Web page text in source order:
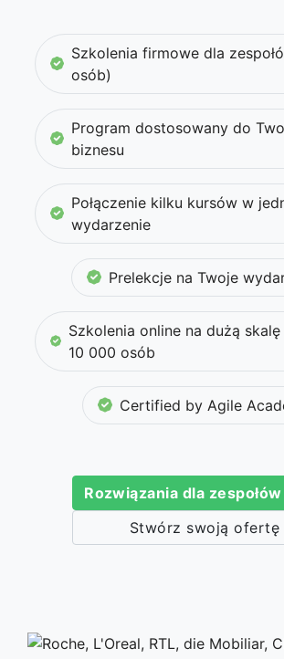
Szkolenia firmowe dla
osób)
Program dostosowany do
biznesu
Połączenie kilku kursów w
wydarzenie
Prelekcje na Twoje
Szkolenia online na dużą
10 000 osób
Certified by Agile
Rozwiązania dla
Stwórz swoją ofertę